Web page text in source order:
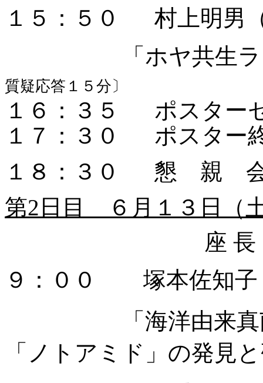
１５：５０
村上明男
「ホヤ共生
質疑応答１５分〕
１６：３５
ポスター
１７：３０
ポスター
１８：３０
懇 親
第2日目 ６月１３日（
座
９：００
塚本佐知
「海洋由来
「ノトアミド」の発見